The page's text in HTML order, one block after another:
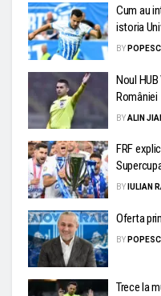
Cum au
istoria
BY
Noul HUB
României
BYALIN
FRF
BY IULIAN
Oferta
BY
Trece la